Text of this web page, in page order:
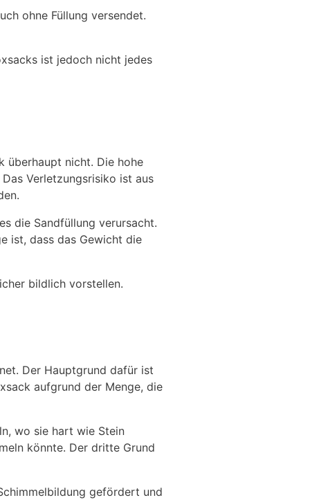
ohne Füllung versendet.
ist jedoch nicht jedes
überhaupt nicht. Die hohe
Verletzungsrisiko ist aus
die Sandfüllung verursacht.
ist, dass das Gewicht die
bildlich vorstellen.
Der Hauptgrund dafür ist
aufgrund der Menge, die
wo sie hart wie Stein
könnte. Der dritte Grund
gefördert und